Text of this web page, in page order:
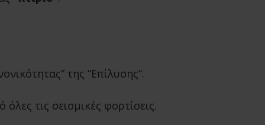
της “Επίλυσης”.
τις σεισμικές φορτίσεις.